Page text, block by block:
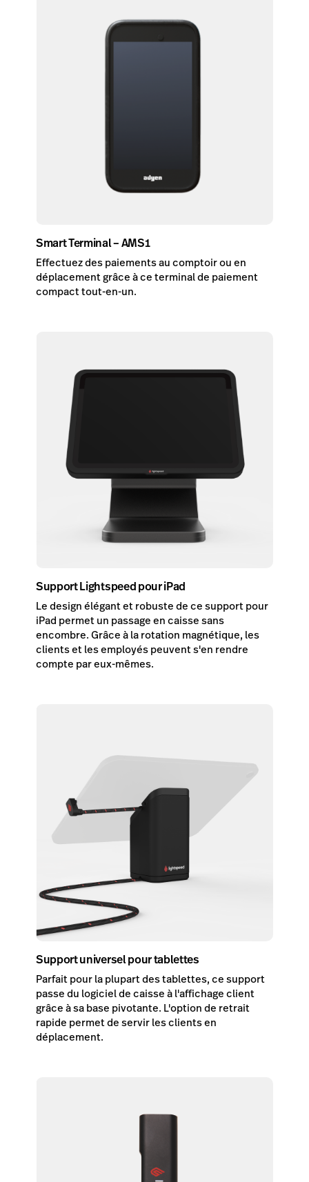
Smart Terminal – AMS1
Effectuez des paiements au comptoir ou en
déplacement grâce à ce terminal de paiement
compact tout-en-un.
Support Lightspeed pour iPad
Le design élégant et robuste de ce support pour
iPad permet un passage en caisse sans
encombre. Grâce à la rotation magnétique, les
clients et les employés peuvent s'en rendre
compte par eux-mêmes.
Support universel pour tablettes
Parfait pour la plupart des tablettes, ce support
passe du logiciel de caisse à l'affichage client
grâce à sa base pivotante. L'option de retrait
rapide permet de servir les clients en
déplacement.